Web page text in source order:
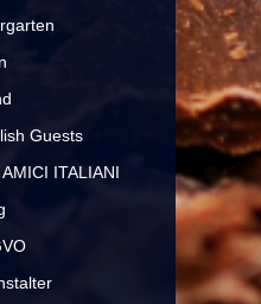
Guests
ITALIANI